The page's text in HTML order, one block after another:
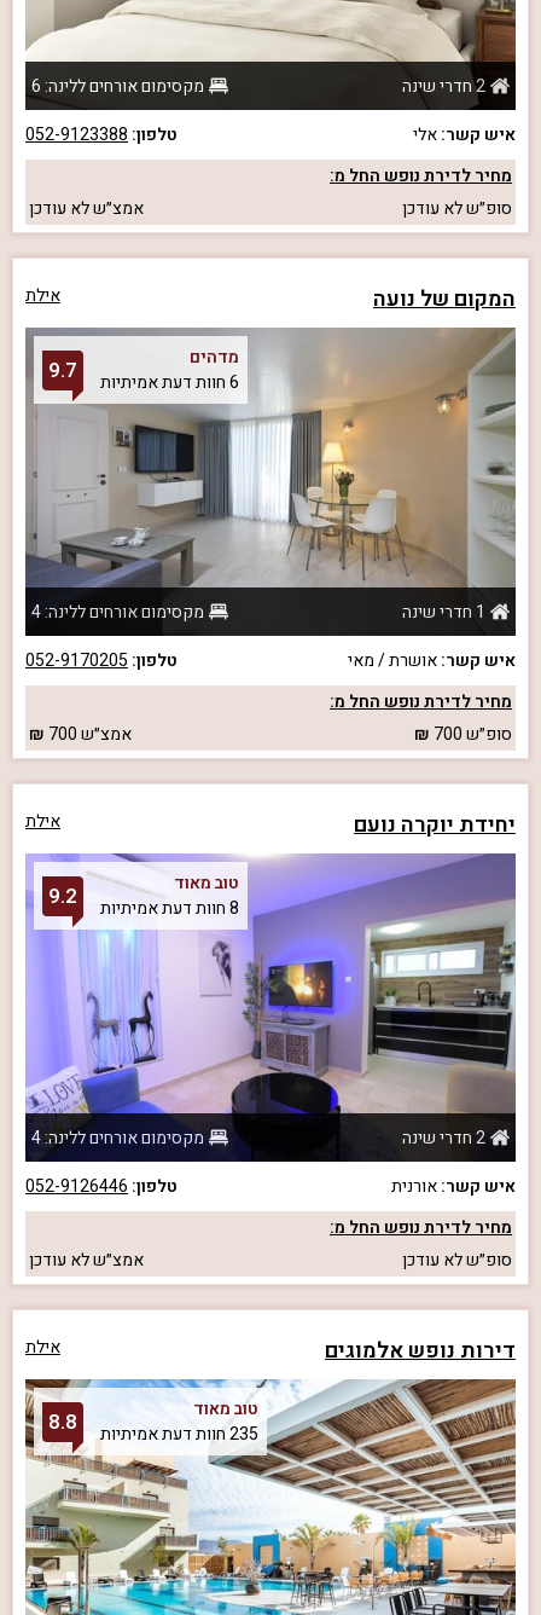
2 חדרי שינה
מקסימום אורחים ללינה: 6
איש קשר:אלי טלפון: 052-9123388
מחיר לדירת נופש החל מ:
סופ״שלא עודכן אמצ״שלא עודכן
המקום של נועה אילת
מדהים
6 חוות דעת אמיתיות
9.7
1 חדרי שינה
מקסימום אורחים ללינה: 4
איש קשר:אושרת / מאי טלפון: 052-9170205
מחיר לדירת נופש החל מ:
סופ״ש700 אמצ״ש700
יחידת יוקרה נועם אילת
טוב מאוד
8 חוות דעת אמיתיות
9.2
2 חדרי שינה
מקסימום אורחים ללינה: 4
איש קשר:אורנית טלפון: 052-9126446
מחיר לדירת נופש החל מ:
סופ״שלא עודכן אמצ״שלא עודכן
דירות נופש אלמוגים אילת
טוב מאוד
235 חוות דעת אמיתיות
8.8